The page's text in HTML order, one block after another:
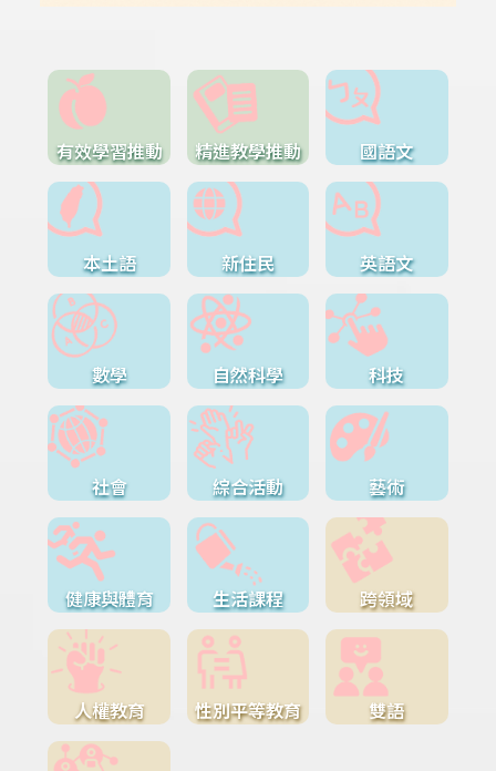
有效學習推動 精進教學推動 國語文
本土語 新住民 英語文
數學 自然科學 科技
社會 綜合活動 藝術
健康與體育 生活課程 跨領域
人權教育 性別平等教育 雙語